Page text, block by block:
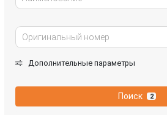
Дополнительные параметры
Поиск 2